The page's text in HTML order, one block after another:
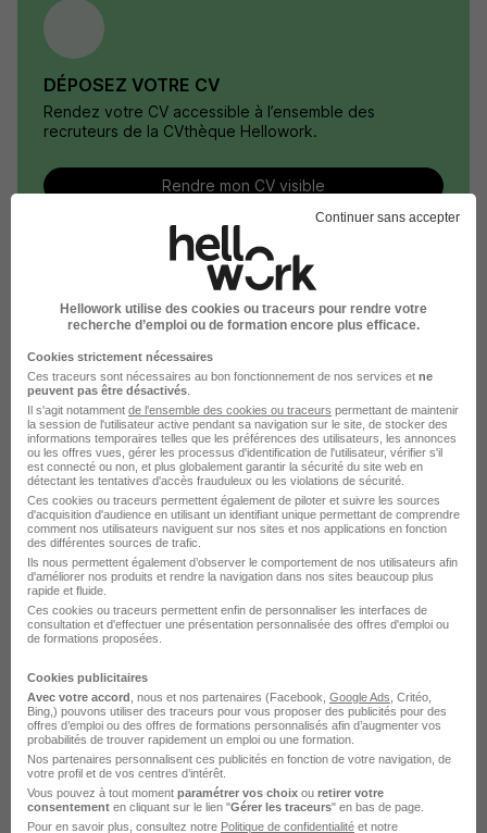
DÉPOSEZ VOTRE CV
Rendez votre CV accessible à l’ensemble des
recruteurs de la CVthèque Hellowork.
Rendre mon CV visible
Le Recrutement chez CGI dans le
domaine Informatique
CGI Tech lead
CGI Développeur
CGI Consultant SAP
CGI Consultant data
CGI Développeur Java
CGI Ingénieur sécurité informatique
Voir plus
Postuler chez CGI par Métier
Ingénieur CGI
Data engineer CGI
Continuer sans accepter
Hellowork utilise des cookies ou traceurs pour rendre votre
recherche d’emploi ou de formation encore plus efficace.
Cookies strictement nécessaires
Ces traceurs sont nécessaires au bon fonctionnement de nos services et ne
peuvent pas être désactivés
Il s'agit notamment de l'ensemble des cookies ou traceurs permettant de maintenir
la session de l'utilisateur active pendant sa navigation sur le site, de stocker des
informations temporaires telles que les préférences des utilisateurs, les annonces
ou les offres vues, gérer les processus d'identification de l'utilisateur, vérifier s'il
est connecté ou non, et plus globalement garantir la sécurité du site web en
détectant les tentatives d'accès frauduleux ou les violations de sécurité.
Ces cookies ou traceurs permettent également de piloter et suivre les sources
d'acquisition d'audience en utilisant un identifiant unique permettant de comprendre
comment nos utilisateurs naviguent sur nos sites et nos applications en fonction
des différentes sources de trafic.
Ils nous permettent également d’observer le comportement de nos utilisateurs afin
d'améliorer nos produits et rendre la navigation dans nos sites beaucoup plus
rapide et fluide.
Ces cookies ou traceurs permettent enfin de personnaliser les interfaces de
consultation et d'effectuer une présentation personnalisée des offres d'emploi ou
de formations proposées.
Cookies publicitaires
Avec votre accord , nous et nos partenaires (Facebook, Google Ads , Critéo,
Bing,) pouvons utiliser des traceurs pour vous proposer des publicités pour des
offres d’emploi ou des offres de formations personnalisés afin d’augmenter vos
probabilités de trouver rapidement un emploi ou une formation.
Nos partenaires personnalisent ces publicités en fonction de votre navigation, de
votre profil et de vos centres d’intérêt.
Vous pouvez à tout moment paramétrer vos choix ou retirer votre
consentement en cliquant sur le lien "Gérer les traceurs" en bas de page.
Pour en savoir plus, consultez notre Politique de confidentialité et notre